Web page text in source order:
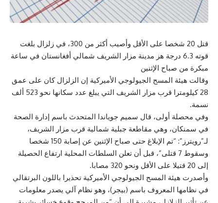
قتل 20 شخصا على الأقل وأصيب أكثر من 300، في زلزال بلغت
قوته 6.3 درجة هز مدينة مزار الشريف شمالي أفغانستان في ساعة
مبكرة من صباح الإثنين
وقالت هيئة المسح الجيولوجي الأميركية إن الزلزال كان على عمق
28 كيلومترا قرب مزار الشريف التي يبلغ عدد سكانها نحو 523 ألف
نسمة.
وفي محصلة أولى، قال سميم جوياندا المتحدث باسم إدارة الصحة
في سمنكان، وهي مقاطعة جبلية شمالية قرب مزار الشريف،
لـ”رويترز”: “تم الإبلاغ حتى صباح الإثنين عن إصابة 150 شخصا
وسقوط 7 قتلى”، قبل أن تعلن السلطات المحلية ارتفاع الحصيلة
إلى 20 قتيلا على الأقل ونحو 320 مصابا.
وأصدرت هيئة المسح الجيولوجي الأميركية تحذيرا باللون البرتقالي
في نظامها المعروف باسم (بيجر)، وهو نظام آلي يصدر معلومات